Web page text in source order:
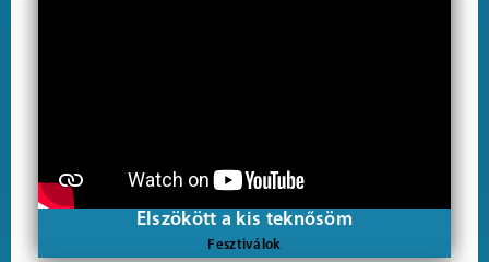
Elszökött a kis teknősöm
Fesztiválok